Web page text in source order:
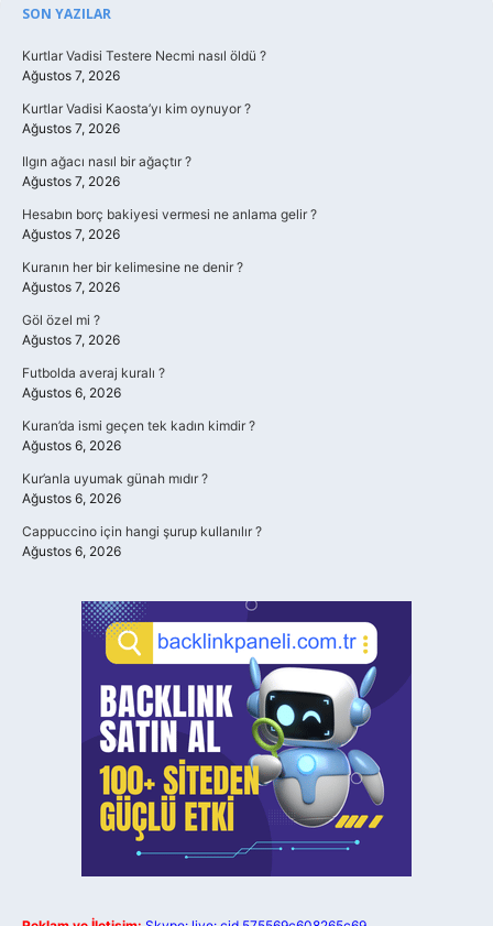
Sidebar
SON YAZILAR
Kurtlar Vadisi Testere Necmi nasıl öldü ?
Ağustos 7, 2026
Kurtlar Vadisi Kaosta’yı kim oynuyor ?
Ağustos 7, 2026
Ilgın ağacı nasıl bir ağaçtır ?
Ağustos 7, 2026
Hesabın borç bakiyesi vermesi ne anlama gelir ?
Ağustos 7, 2026
Kuranın her bir kelimesine ne denir ?
Ağustos 7, 2026
Göl özel mi ?
Ağustos 7, 2026
Futbolda averaj kuralı ?
Ağustos 6, 2026
Kuran’da ismi geçen tek kadın kimdir ?
Ağustos 6, 2026
Kur’anla uyumak günah mıdır ?
Ağustos 6, 2026
Cappuccino için hangi şurup kullanılır ?
Ağustos 6, 2026